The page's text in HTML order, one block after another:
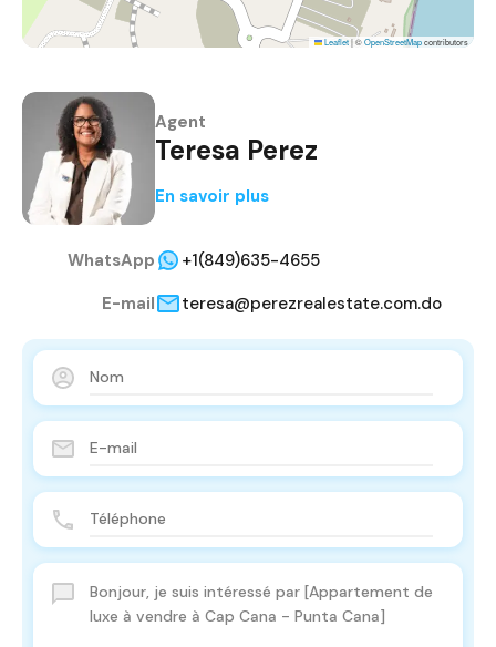
Leaflet|©OpenStreetMapcontributors
Agent
Teresa Perez
En savoir plus
WhatsApp
+1(849)635-4655
E-mail
teresa@perezrealestate.com.do